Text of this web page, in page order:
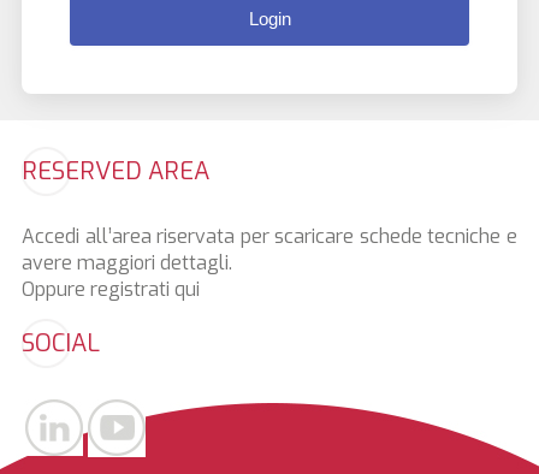
Login
RESERVED AREA
Accedi all’area riservata per scaricare schede tecniche e
avere maggiori dettagli.
Oppure registrati qui
SOCIAL